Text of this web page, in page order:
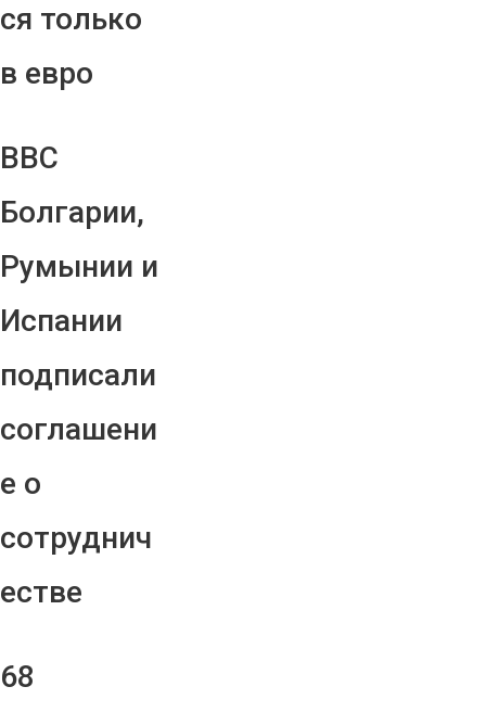
ся только
в евро
ВВС
Болгарии,
Румынии и
Испании
подписали
соглашени
е о
сотруднич
естве
68